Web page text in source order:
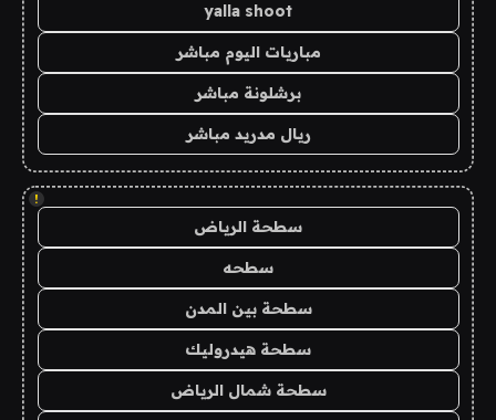
yalla shoot
مباريات اليوم مباشر
برشلونة مباشر
ريال مدريد مباشر
!
سطحة الرياض
سطحه
سطحة بين المدن
سطحة هيدروليك
سطحة شمال الرياض